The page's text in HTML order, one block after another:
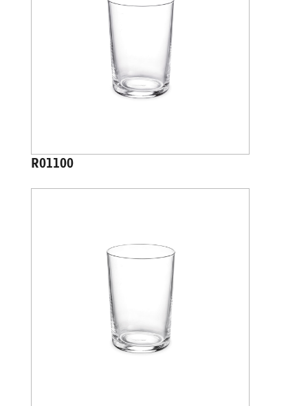
R01100